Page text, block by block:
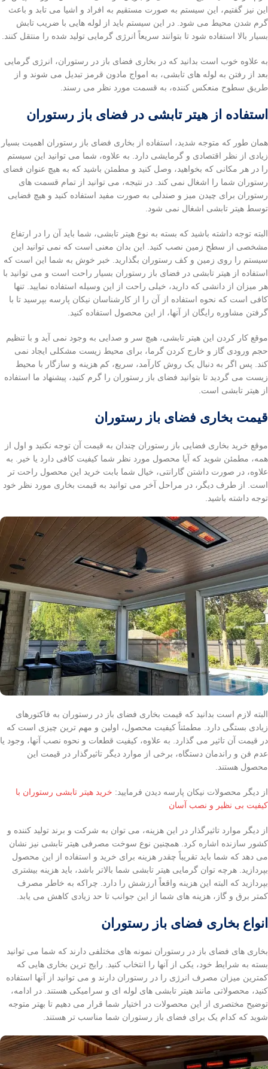
این نیز گفتیم، این سیستم به صورت مستقیم به افراد و اشیا می تابد و باعث
گرم شدن محیط می شود. در این سیستم باید از لوله هایی با ضریب تابش
بسیار بالا استفاده شود تا بتوانند سریعاً انرژی گرمایی تولید شده را منتقل کنند.
به علاوه خوب است بدانید که در بخاری فضای باز در رستوران، انرژی گرمایی
بعد از رفتن به لوله های تابشی، به امواج مادون قرمز تبدیل می شوند و از
طریق سطوح منعکس کننده، به قسمت مورد نظر می رسند.
استفاده از هیتر تابشی در فضای باز رستوران
همان طور که متوجه شدید، استفاده از بخاری فضای باز رستوران اهمیت بسیار
زیادی از نظر اقتصادی و گرمایشی دارد. به علاوه، شما می توانید این سیستم
را در هر مکانی که بخواهید، وصل کنید و مطمئن باشید که به هیچ عنوان فضای
رستوران شما را اشغال نمی کند. در نتیجه، می توانید از تمام قسمت های
رستوران برای چیدن میز و صندلی به صورت مفید استفاده کنید و هیچ فضایی
توسط هیتر تابشی اشغال نمی شود.
البته توجه داشته باشید که بسته به نوع هیتر تابشی، شما باید آن را در ارتفاع
مشخصی از سطح زمین نصب کنید. این بدان معنی است که نمی توانید این
سیستم را روی زمین و کف رستوران بگذارید. خبر خوش به شما این است که
استفاده از هیتر تابشی در فضای باز رستوران بسیار راحت است و می توانید با
هر میزان از دانشی که دارید، خیلی راحت از این وسیله استفاده نمایید. تنها
کافی است که نحوه استفاده از آن را از کارشناسان نیکان پارسه بپرسید تا با
گرفتن مشاوره رایگان از آنها، از این محصول استفاده کنید.
موقع کار کردن این هیتر تابشی، هیچ سر و صدایی به وجود نمی آید و با تنظیم
حجم ورودی گاز و خارج کردن گرما، برای محیط زیست مشکلی ایجاد نمی
کند. پس اگر به دنبال یک روش کارآمد، سریع، کم هزینه و سازگار با محیط
زیست می گردید تا بتوانید فضای باز رستوران را گرم کنید، پیشنهاد ما استفاده
از هیتر تابشی است.
قیمت بخاری فضای باز رستوران
موقع خرید بخاری فضایی باز رستوران چندان به قیمت آن توجه نکنید و اول از
همه، مطمئن شوید که آیا محصول مورد نظر شما کیفیت کافی دارد یا خیر. به
علاوه، در صورت داشتن گارانتی، خیال شما بابت خرید این محصول راحت تر
است. از طرف دیگر، در مراحل آخر می توانید به قیمت بخاری مورد نظر خود
توجه داشته باشید.
البته لازم است بدانید که قیمت بخاری فضای باز در رستوران به فاکتورهای
زیادی بستگی دارد. مطمئناً کیفیت محصول، اولین و مهم ترین چیزی است که
در قیمت آن تاثیر می گذارد. به علاوه، کیفیت قطعات و نحوه نصب آنها، وجود یا
عدم فن و راندمان دستگاه، برخی از موارد دیگر تاثیرگذار در قیمت این
محصول هستند.
از دیگر محصولات نیکان پارسه دیدن فرمایید: خرید هیتر تابشی رستوران با
کیفیت بی نظیر و نصب آسان
از دیگر موارد تاثیرگذار در این هزینه، می توان به شرکت و برند تولید کننده و
کشور سازنده اشاره کرد. همچنین نوع سوخت مصرفی هیتر تابشی نیز نشان
می دهد که شما باید تقریباً چقدر هزینه برای خرید و استفاده از این محصول
بپردازید. هرچه توان گرمایی هیتر تابشی شما بالاتر باشد، باید هزینه بیشتری
بپردازید که البته این هزینه واقعاً ارزشش را دارد. چراکه به خاطر مصرف
کمتر برق و گاز، هزینه های شما از این جوانب تا حد زیادی کاهش می یابد.
انواع بخاری فضای باز رستوران
بخاری های فضای باز در رستوران نمونه های مختلفی دارند که شما می توانید
بسته به شرایط خود، یکی از آنها را انتخاب کنید. رایج ترین بخاری هایی که
کمترین میزان مصرف انرژی را در رستوران دارند و می توانید از آنها استفاده
کنید، محصولاتی مانند هیتر تابشی های لوله ای و سرامیکی هستند. در ادامه،
توضیح مختصری از این محصولات در اختیار شما قرار می دهیم تا بهتر متوجه
شوید که کدام یک برای فضای باز رستوران شما مناسب تر هستند.